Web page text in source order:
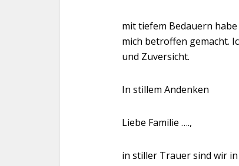
mit tiefem Bedauern
mich betroffen gemacht.
und Zuversicht.
In stillem Andenken
Liebe Familie ….,
in stiller Trauer sind wir in